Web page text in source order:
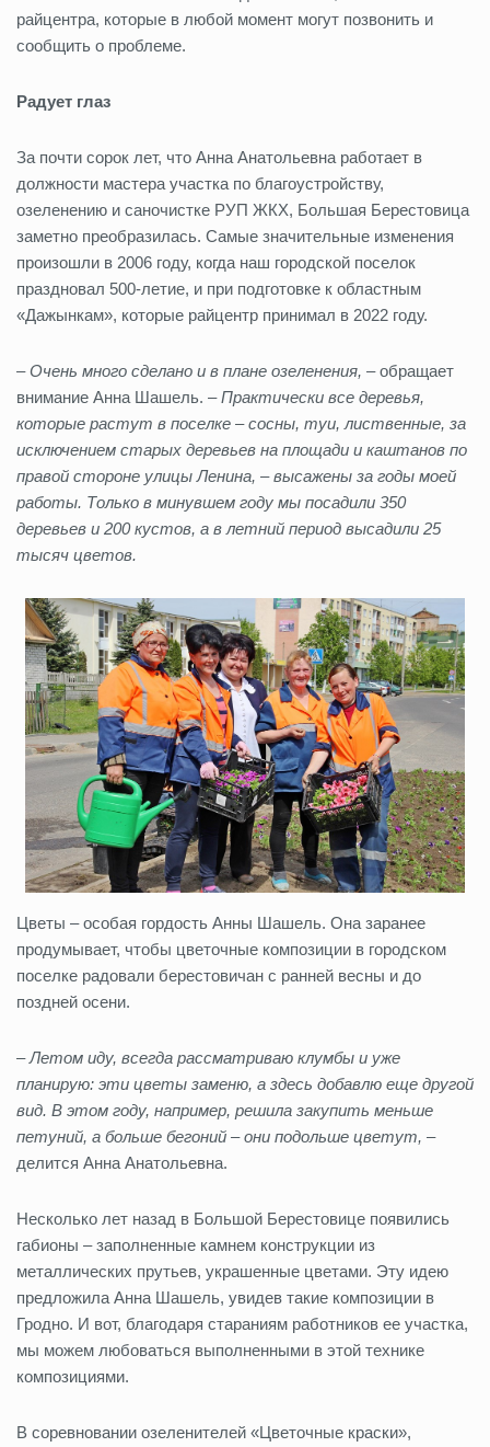
райцентра, которые в любой момент могут позвонить и
сообщить о проблеме.
Радует глаз
За почти сорок лет, что Анна Анатольевна работает в
должности мастера участка по благоустройству,
озеленению и саночистке РУП ЖКХ, Большая Берестовица
заметно преобразилась. Самые значительные изменения
произошли в 2006 году, когда наш городской поселок
праздновал 500-летие, и при подготовке к областным
«Дажынкам», которые райцентр принимал в 2022 году.
– Очень много сделано и в плане озеленения, – обращает
внимание Анна Шашель. –Практически все деревья,
которые растут в поселке – сосны, туи, лиственные, за
исключением старых деревьев на площади и каштанов по
правой стороне улицы Ленина, – высажены за годы моей
работы. Только в минувшем году мы посадили 350
деревьев и 200 кустов, а в летний период высадили 25
тысяч цветов.
Цветы – особая гордость Анны Шашель. Она заранее
продумывает, чтобы цветочные композиции в городском
поселке радовали берестовичан с ранней весны и до
поздней осени.
–Летом иду, всегда рассматриваю клумбы и уже
планирую: эти цветы заменю, а здесь добавлю еще другой
вид. В этом году, например, решила закупить меньше
петуний, а больше бегоний – они подольше цветут, –
делится Анна Анатольевна.
Несколько лет назад в Большой Берестовице появились
габионы – заполненные камнем конструкции из
металлических прутьев, украшенные цветами. Эту идею
предложила Анна Шашель, увидев такие композиции в
Гродно. И вот, благодаря стараниям работников ее участка,
мы можем любоваться выполненными в этой технике
композициями.
В соревновании озеленителей «Цветочные краски»,